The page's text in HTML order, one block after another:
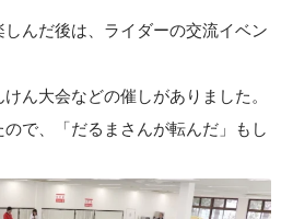
んだ後は、ライダーの交流イベン
ん大会などの催しがありました。
で、「だるまさんが転んだ」もし